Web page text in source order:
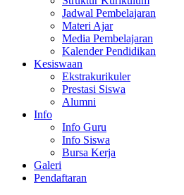
Jadwal Pembelajaran
Materi Ajar
Media Pembelajaran
Kalender Pendidikan
Kesiswaan
Ekstrakurikuler
Prestasi Siswa
Alumni
Info
Info Guru
Info Siswa
Bursa Kerja
Galeri
Pendaftaran